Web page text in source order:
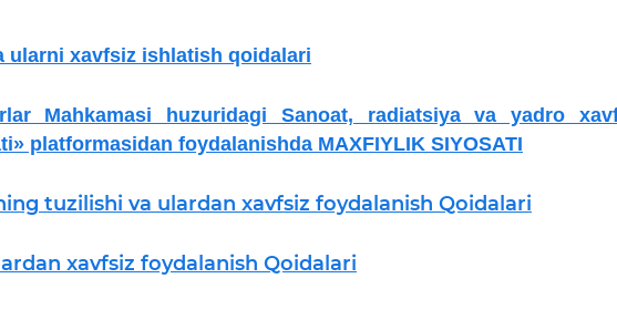
ularni xavfsiz ishlatish qoidalari
Mahkamasi huzuridagi Sanoat, radiatsiya va yadro
platformasidan foydalanishda MAXFIYLIK SIYOSATI
tuzilishi va ulardan xavfsiz foydalanish Qoidalari
xavfsiz foydalanish Qoidalari